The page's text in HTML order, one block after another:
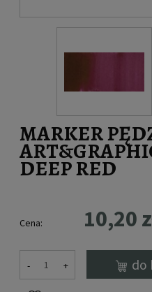
MARKER
DEEP RED
Cena: 10,20
- + do